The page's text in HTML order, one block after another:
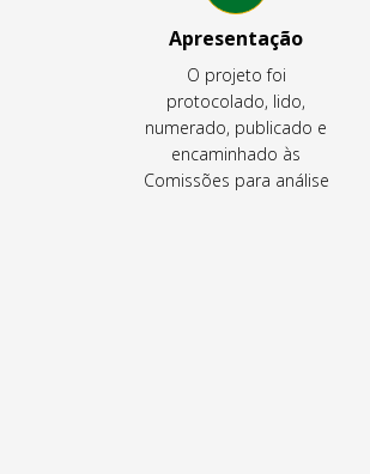
Apresentação
O projeto foi
protocolado, lido,
numerado, publicado e
encaminhado às
Comissões para análise